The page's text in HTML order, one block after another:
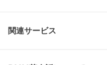
関連サービス